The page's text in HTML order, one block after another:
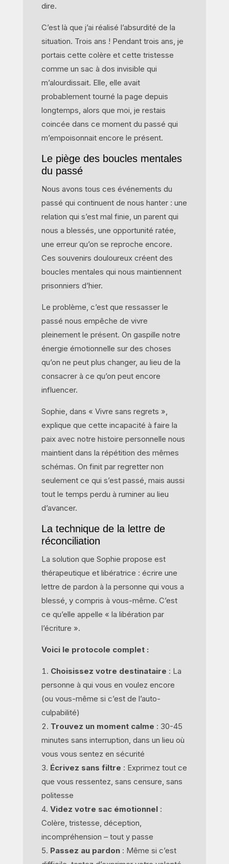
dire.
C’est là que j’ai réalisé l’absurdité de la
situation. Trois ans ! Pendant trois ans, je
portais cette colère et cette tristesse
comme un sac à dos invisible qui
m’alourdissait. Elle, elle avait
probablement tourné la page depuis
longtemps, alors que moi, je restais
coincée dans ce moment du passé qui
m’empoisonnait encore le présent.
Le piège des boucles mentales
du passé
Nous avons tous ces événements du
passé qui continuent de nous hanter : une
relation qui s’est mal finie, un parent qui
nous a blessés, une opportunité ratée,
une erreur qu’on se reproche encore.
Ces souvenirs douloureux créent des
boucles mentales qui nous maintiennent
prisonniers d’hier.
Le problème, c’est que ressasser le
passé nous empêche de vivre
pleinement le présent. On gaspille notre
énergie émotionnelle sur des choses
qu’on ne peut plus changer, au lieu de la
consacrer à ce qu’on peut encore
influencer.
Sophie, dans « Vivre sans regrets »,
explique que cette incapacité à faire la
paix avec notre histoire personnelle nous
maintient dans la répétition des mêmes
schémas. On finit par regretter non
seulement ce qui s’est passé, mais aussi
tout le temps perdu à ruminer au lieu
d’avancer.
La technique de la lettre de
réconciliation
La solution que Sophie propose est
thérapeutique et libératrice : écrire une
lettre de pardon à la personne qui vous a
blessé, y compris à vous-même. C’est
ce qu’elle appelle « la libération par
l’écriture ».
Voici le protocole complet :
Choisissez votre destinataire : La
personne à qui vous en voulez encore
(ou vous-même si c’est de l’auto-
culpabilité)
Trouvez un moment calme : 30-45
minutes sans interruption, dans un lieu où
vous vous sentez en sécurité
Écrivez sans filtre : Exprimez tout ce
que vous ressentez, sans censure, sans
politesse
Videz votre sac émotionnel:
Colère, tristesse, déception,
incompréhension – tout y passe
Passez au pardon: Même si c’est